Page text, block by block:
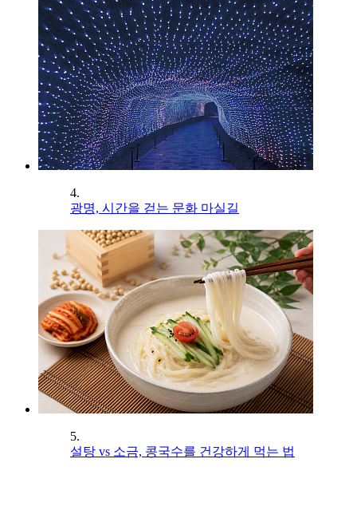
4.
광명, 시간을 걷는 문화 마실길
5.
설탕 vs 소금, 콩국수를 건강하게 먹는 법